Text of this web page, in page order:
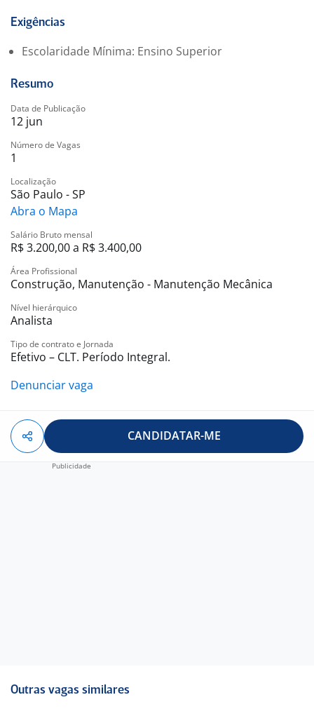
Bom relacionamento interpessoal, organização e perfil
Interesse em aprender, crescer e se desenvolver na
área técnica.
Benefícios:
Oferecemos um ambiente de trabalho desafiador e
inovador
Você terá acesso a treinamentos e desenvolvimento
profissional
Realizamos eventos de integração e networking para
os colaboradores
A oportunidade é presencial na Freguesia do Ó, zona
Eventualmente precisa ir aos canteiros da Obra.
Junte-se a nós e faça parte de um time comprometido
com o sucesso e o crescimento sustentável.
Exigências
Escolaridade Mínima: Ensino Superior
Resumo
Data de Publicação
12 jun
Número de Vagas
1
Localização
São Paulo - SP
Abra o Mapa
Salário Bruto mensal
R$ 3.200,00 a R$ 3.400,00
Área Profissional
Construção, Manutenção - Manutenção Mecânica
Nível hierárquico
Analista
Tipo de contrato e Jornada
Efetivo – CLT. Período Integral.
Denunciar vaga
CANDIDATAR-ME
Outras vagas similares